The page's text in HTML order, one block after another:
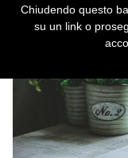
Chiudendo questo
su un link o